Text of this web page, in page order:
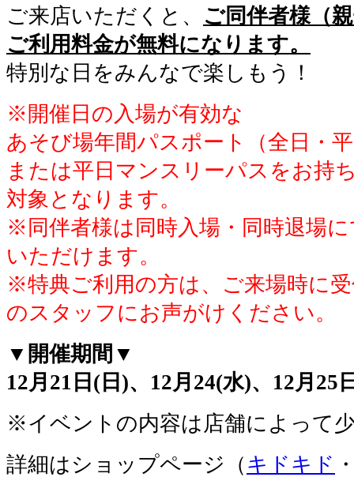
ご来店いただくと、 ご同伴者様（
ご利用料金が無料になります。
特別な日をみんなで楽しもう！
※開催日の入場が有効な
あそび場年間パスポート（全日・
または平日マンスリーパスをお持
対象となります。
※同伴者様は同時入場・同時退場
いただけます。
※特典ご利用の方は、ご来場時に
のスタッフにお声がけください。
▼開催期間▼
12月21日(日)、12月24(水)、12月25
※イベントの内容は店舗によって
詳細はショップページ（ キドキド